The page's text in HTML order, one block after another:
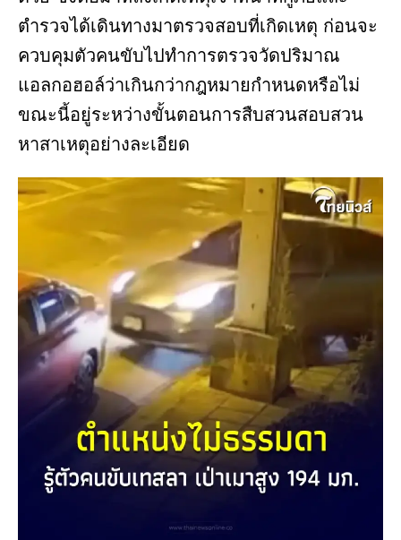
ตำรวจได้เดินทางมาตรวจสอบที่เกิดเหตุ ก่อนจะ
ควบคุมตัวคนขับไปทำการตรวจวัดปริมาณ
แอลกอฮอล์ว่าเกินกว่ากฎหมายกำหนดหรือไม่
ขณะนี้อยู่ระหว่างขั้นตอนการสืบสวนสอบสวน
หาสาเหตุอย่างละเอียด